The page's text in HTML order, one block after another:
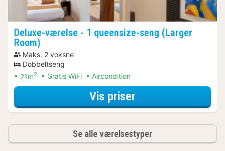
Deluxe-værelse - 1 queensize-seng (Larger
Room)
Maks. 2 voksne
Dobbeltseng
21m2 Gratis WiFi Aircondition
Vis priser
Se alle værelsestyper